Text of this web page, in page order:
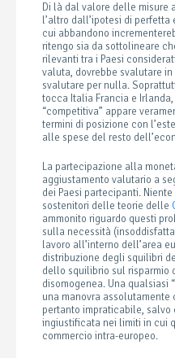
Di là dal valore delle misure
l’altro dall’ipotesi di
cui abbandono
ritengo sia da sottolineare
rilevanti tra i Paesi
valuta, dovrebbe svalutare
svalutare per nulla.
tocca Italia Francia e
“competitiva” appare
termini di posizione con
alle spese del resto
La partecipazione alla
aggiustamento valutario a
dei Paesi partecipanti.
sostenitori delle teorie delle
ammonito riguardo questi
sulla necessità
lavoro all’interno dell’area
distribuzione degli squilibri
dello squilibrio sul risparmio
disomogenea. Una qualsiasi
una manovra
pertanto impraticabile, salvo
ingiustificata nei limiti in cui
commercio intra-europeo.